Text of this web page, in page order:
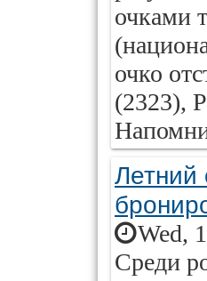
очками
очко
(2323),
Летний
Wed,
Среди